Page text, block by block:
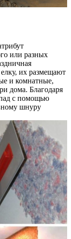
или разных
их размещают
и комнатные,
дома. Благодаря
с помощью
шнуру